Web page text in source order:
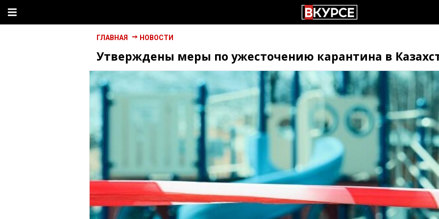
ГЛАВНАЯ НОВОСТИ
Утверждены меры по ужесточению карантина в